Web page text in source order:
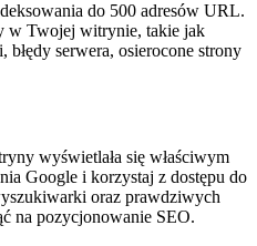
do 500 adresów URL.
w Twojej witrynie, takie jak
serwera, osierocone strony
wyświetlała się właściwym
Google i korzystaj z dostępu do
oraz prawdziwych
na pozycjonowanie SEO.